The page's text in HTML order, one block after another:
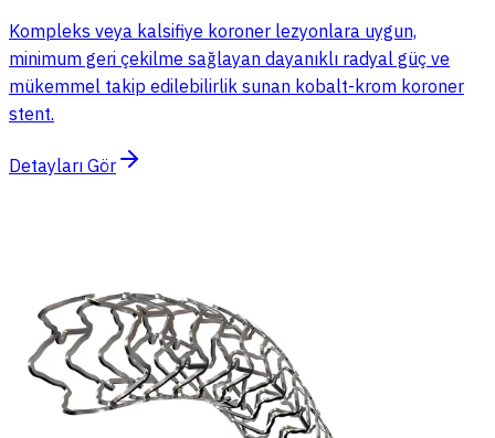
Kompleks veya kalsifiye koroner lezyonlara uygun,
minimum geri çekilme sağlayan dayanıklı radyal güç ve
mükemmel takip edilebilirlik sunan kobalt-krom koroner
stent.
Detayları Gör